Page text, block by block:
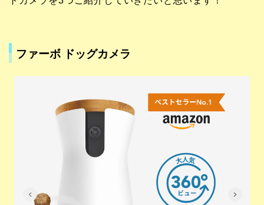
ファーボ ドッグカメラ